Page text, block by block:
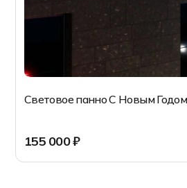
Световое панно С Новым Годом
155 000 ₽
Добавить в